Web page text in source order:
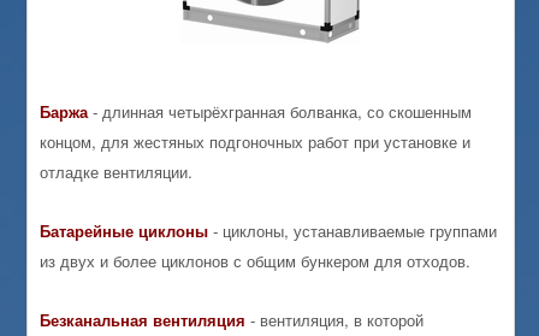
Баржа - длинная четырёхгранная болванка, со скошенным
концом, для жестяных подгоночных работ при установке и
отладке вентиляции.
Батарейные циклоны - циклоны, устанавливаемые группами
из двух и более циклонов с общим бункером для отходов.
Безканальная вентиляция - вентиляция, в которой